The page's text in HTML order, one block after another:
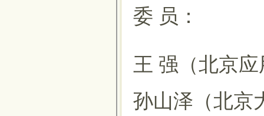
委 员：
王 强（北京
孙山泽（北京